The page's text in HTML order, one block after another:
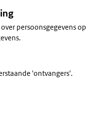
persoonsgegevens op
'ontvangers'.